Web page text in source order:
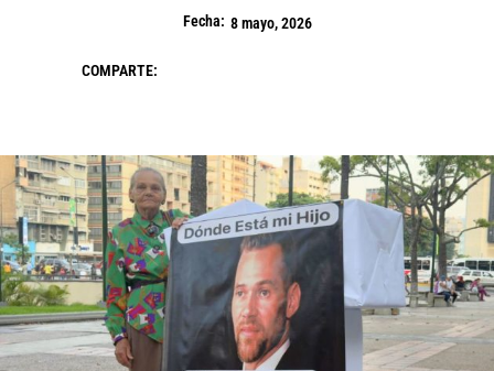
Fecha: 8 mayo, 2026
COMPARTE: